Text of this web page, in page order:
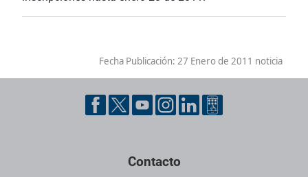
Fecha Publicación: 27 Enero de 2011 noticia
Contacto